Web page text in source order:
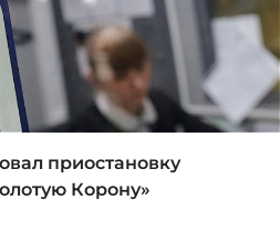
приостановку
Корону»